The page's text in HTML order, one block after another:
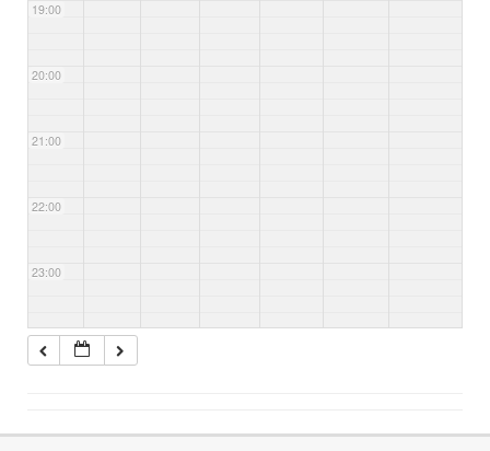
19:00
20:00
21:00
22:00
23:00